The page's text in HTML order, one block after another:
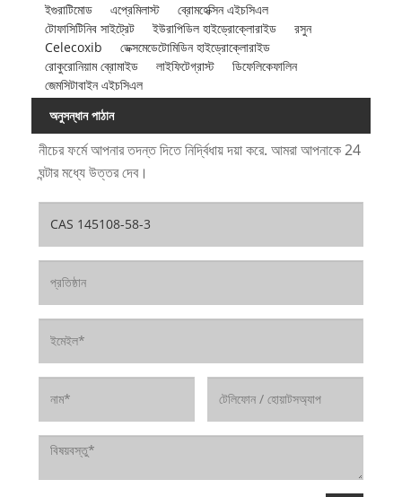
ইগুরাটিমোড
এপ্রেমিলাস্ট
ব্রোমহেক্সিন এইচসিএল
টোফাসিটিনিব সাইট্রেট
ইউরাপিডিল হাইড্রোক্লোরাইড
রসুন
Celecoxib
ডেক্সমেডেটোমিডিন হাইড্রোক্লোরাইড
রোকুরোনিয়াম ব্রোমাইড
লাইফিটেগ্রাস্ট
ডিফেলিকেফালিন
জেমসিটাবাইন এইচসিএল
অনুসন্ধান পাঠান
নীচের ফর্মে আপনার তদন্ত দিতে নির্দ্বিধায় দয়া করে. আমরা আপনাকে 24
ঘন্টার মধ্যে উত্তর দেব।